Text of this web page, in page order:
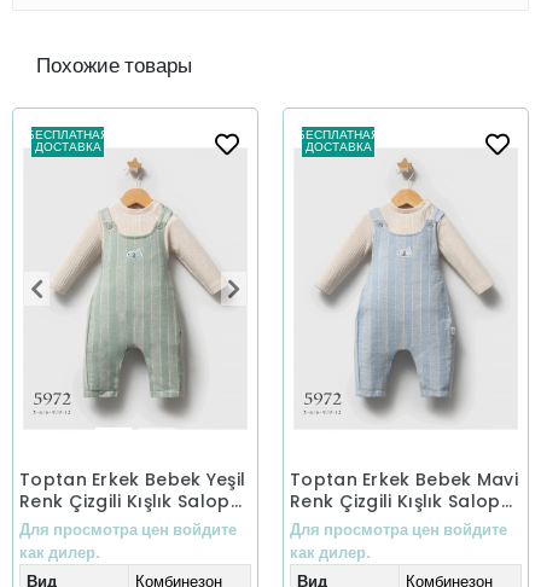
Похожие товары
БЕСПЛАТНАЯ
ДОСТАВКА
Toptan Erkek Bebek Yeşil
Renk Çizgili Kışlık Salopet
(3-12 Ay)
Для просмотра цен войдите
как дилер.
Вид
Комбинезон
БЕСПЛАТНАЯ
ДОСТАВКА
Toptan Erkek Bebek Mavi
Renk Çizgili Kışlık Salopet
(3-12 Ay)
Для просмотра цен войдите
как дилер.
Вид
Комбинезон